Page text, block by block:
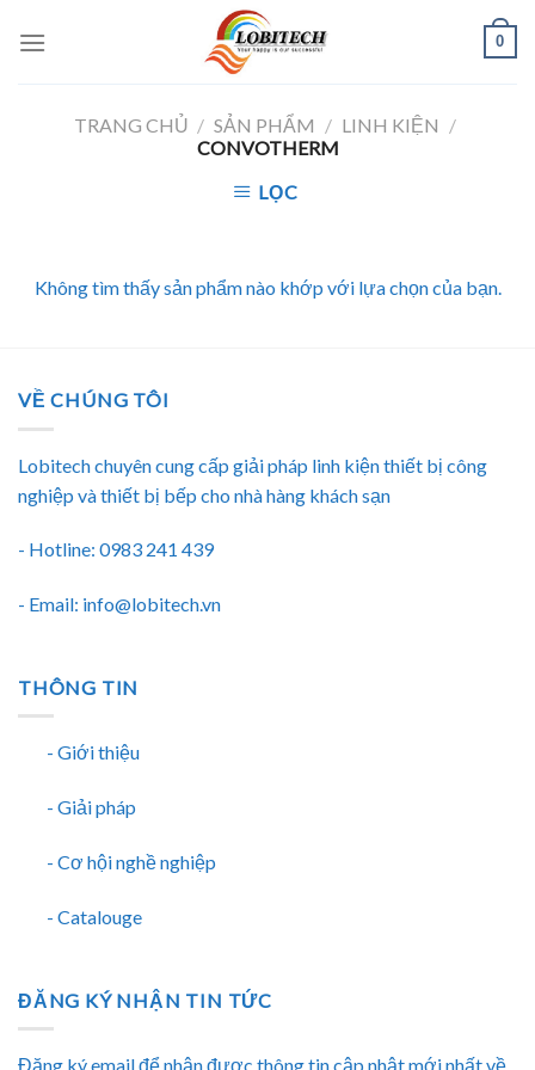
0
TRANG CHỦ / SẢN PHẨM / LINH KIỆN /
CONVOTHERM
LỌC
Không tìm thấy sản phẩm nào khớp với lựa chọn của bạn.
VỀ CHÚNG TÔI
Lobitech chuyên cung cấp giải pháp linh kiện thiết bị công
nghiệp và thiết bị bếp cho nhà hàng khách sạn
- Hotline: 0983 241 439
- Email: info@lobitech.vn
THÔNG TIN
- Giới thiệu
- Giải pháp
- Cơ hội nghề nghiệp
- Catalouge
ĐĂNG KÝ NHẬN TIN TỨC
Đăng ký email để nhận được thông tin cập nhật mới nhất về